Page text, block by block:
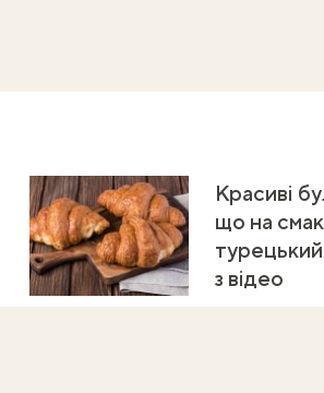
Красиві
що на
з відео